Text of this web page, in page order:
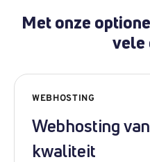
Met onze
vele
WEBHOSTING
Webhosting
kwaliteit